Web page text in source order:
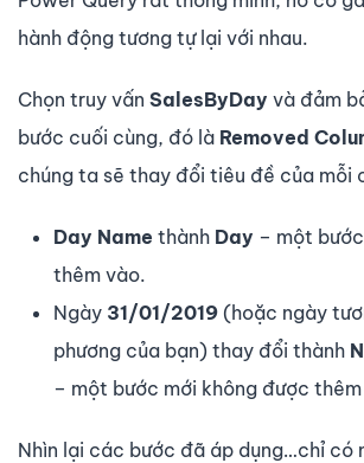
hành động tương tự lại với nhau.
Chọn truy vấn SalesByDay và đảm
bước cuối cùng, đó là Removed
chúng ta sẽ thay đổi tiêu đề của mỗi
Day Name thành Day – một
thêm vào.
Ngày 31/01/2019 (hoặc ngày
phương của bạn) thay đổi thành
– một bước mới không được
Nhìn lại các bước đã áp dụng…chỉ có